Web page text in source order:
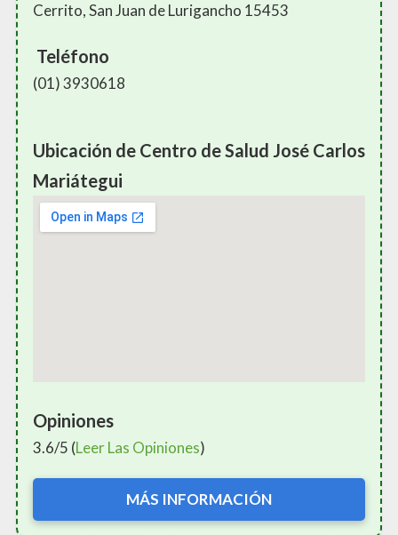
Cerrito, San Juan de Lurigancho 15453
Teléfono
(01) 3930618
Ubicación de Centro de Salud José Carlos
Mariátegui
Opiniones
3.6/5 (Leer Las Opiniones)
MÁS INFORMACIÓN